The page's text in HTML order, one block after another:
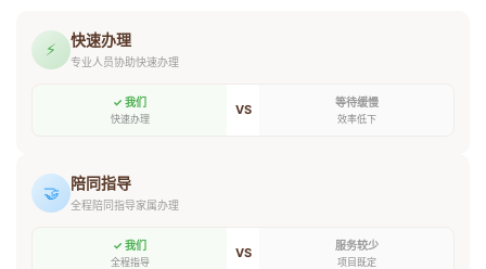
⚡ 快速办理
专业人员协助快速办理
✓ 我们
快速办理
VS 等待缓慢
效率低下
🤝 陪同指导
全程陪同指导家属办理
✓ 我们
全程指导
VS 服务较少
项目既定